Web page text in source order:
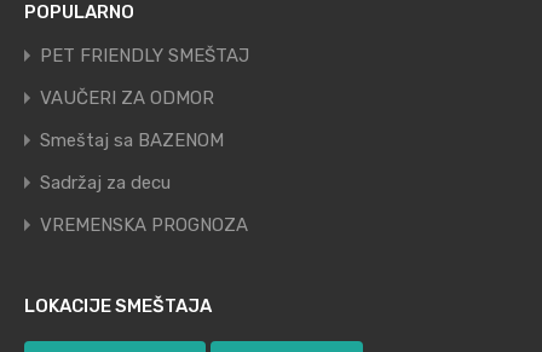
POPULARNO
PET FRIENDLY SMEŠTAJ
VAUČERI ZA ODMOR
Smeštaj sa BAZENOM
Sadržaj za decu
VREMENSKA PROGNOZA
LOKACIJE SMEŠTAJA